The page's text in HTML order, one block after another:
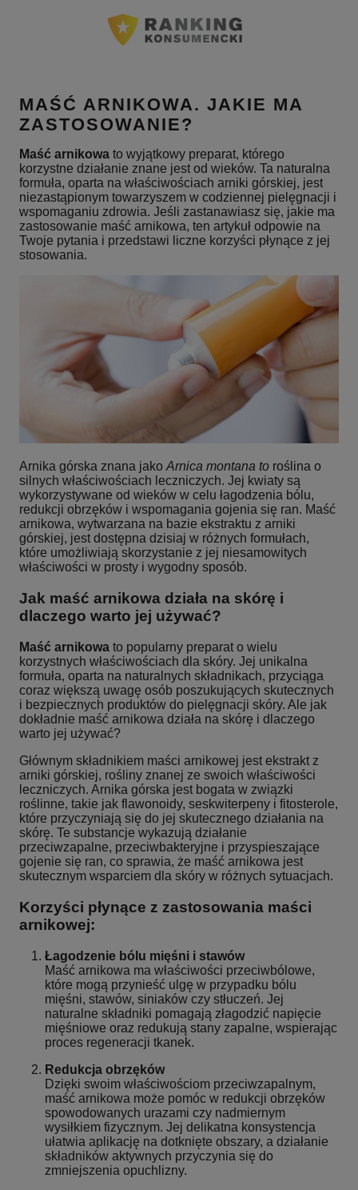
MAŚĆ ARNIKOWA. JAKIE MA
ZASTOSOWANIE?
Maść arnikowa to wyjątkowy preparat, którego
korzystne działanie znane jest od wieków. Ta naturalna
formuła, oparta na właściwościach arniki górskiej, jest
niezastąpionym towarzyszem w codziennej pielęgnacji i
wspomaganiu zdrowia. Jeśli zastanawiasz się, jakie ma
zastosowanie maść arnikowa, ten artykuł odpowie na
Twoje pytania i przedstawi liczne korzyści płynące z jej
stosowania.
Arnika górska znana jako Arnica montana to roślina o
silnych właściwościach leczniczych. Jej kwiaty są
wykorzystywane od wieków w celu łagodzenia bólu,
redukcji obrzęków i wspomagania gojenia się ran. Maść
arnikowa, wytwarzana na bazie ekstraktu z arniki
górskiej, jest dostępna dzisiaj w różnych formułach,
które umożliwiają skorzystanie z jej niesamowitych
właściwości w prosty i wygodny sposób.
Jak maść arnikowa działa na skórę i
dlaczego warto jej używać?
Maść arnikowa to popularny preparat o wielu
korzystnych właściwościach dla skóry. Jej unikalna
formuła, oparta na naturalnych składnikach, przyciąga
coraz większą uwagę osób poszukujących skutecznych
i bezpiecznych produktów do pielęgnacji skóry. Ale jak
dokładnie maść arnikowa działa na skórę i dlaczego
warto jej używać?
Głównym składnikiem maści arnikowej jest ekstrakt z
arniki górskiej, rośliny znanej ze swoich właściwości
leczniczych. Arnika górska jest bogata w związki
roślinne, takie jak flawonoidy, seskwiterpeny i fitosterole,
które przyczyniają się do jej skutecznego działania na
skórę. Te substancje wykazują działanie
przeciwzapalne, przeciwbakteryjne i przyspieszające
gojenie się ran, co sprawia, że maść arnikowa jest
skutecznym wsparciem dla skóry w różnych sytuacjach.
Korzyści płynące z zastosowania maści
arnikowej:
Łagodzenie bólu mięśni i stawów
Maść arnikowa ma właściwości przeciwbólowe,
które mogą przynieść ulgę w przypadku bólu
mięśni, stawów, siniaków czy stłuczeń. Jej
naturalne składniki pomagają złagodzić napięcie
mięśniowe oraz redukują stany zapalne, wspierając
proces regeneracji tkanek.
Redukcja obrzęków
Dzięki swoim właściwościom przeciwzapalnym,
maść arnikowa może pomóc w redukcji obrzęków
spowodowanych urazami czy nadmiernym
wysiłkiem fizycznym. Jej delikatna konsystencja
ułatwia aplikację na dotknięte obszary, a działanie
składników aktywnych przyczynia się do
zmniejszenia opuchlizny.